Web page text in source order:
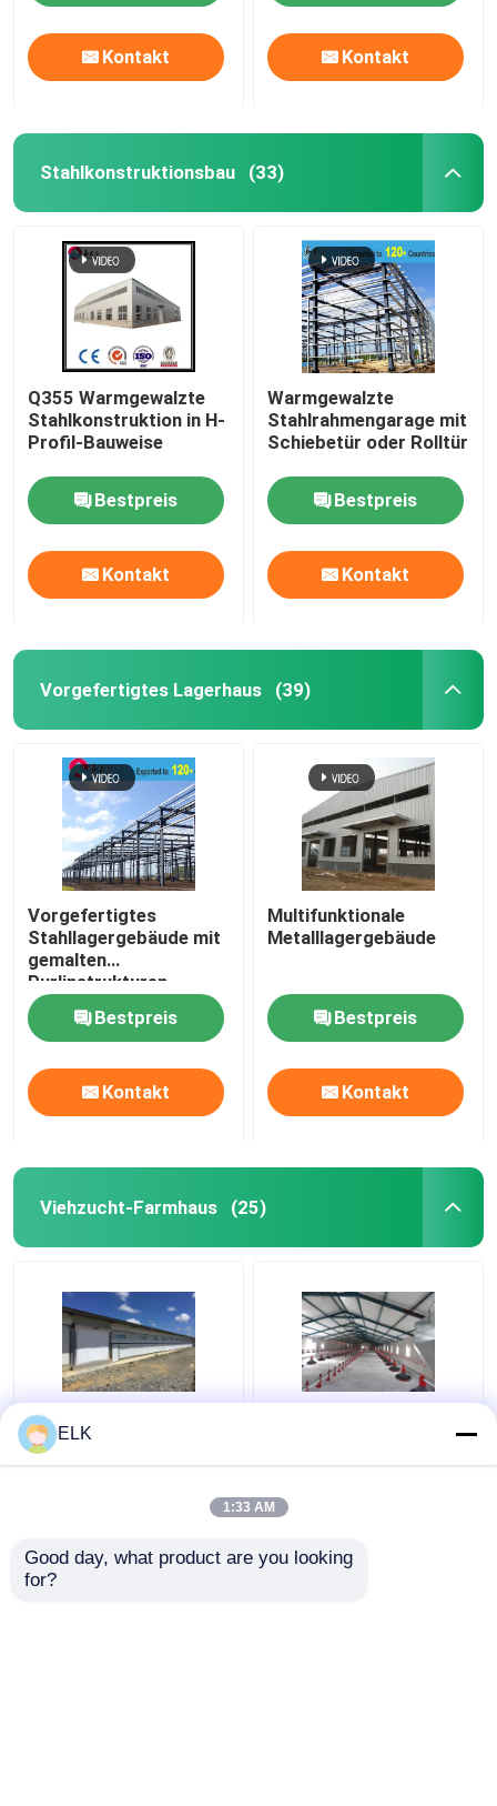
Kontakt Kontakt
Stahlkonstruktionsbau (33)
Q355 Warmgewalzte
Stahlkonstruktion in H-
Profil-Bauweise
Bestpreis
Kontakt
Warmgewalzte
Stahlrahmengarage mit
Schiebetür oder Rolltür
Bestpreis
Kontakt
Vorgefertigtes Lagerhaus (39)
Vorgefertigtes
Stahllagergebäude mit
gemalten
Purlinstrukturen
Bestpreis
Kontakt
Multifunktionale
Metalllagergebäude
Bestpreis
Kontakt
Viehzucht-Farmhaus (25)
ISO Viehzuchthaus
Fertigstahlkonstruktion
Vorgefertigte
Stahlkonstruktion
ELK
1:33 AM
Good day, what product are you looking
for?